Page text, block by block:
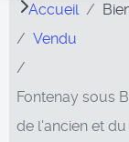
Accueil
Vendu
Fontenay sous
de l'ancien et du